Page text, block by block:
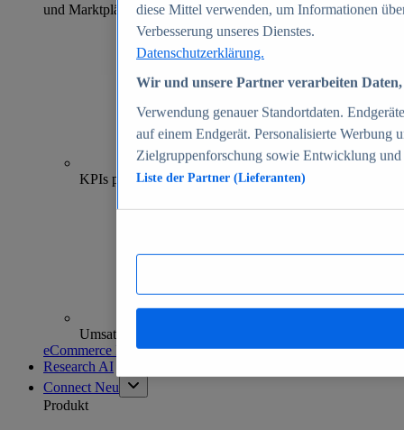
und Marktplätzen
70+
KPIs pro Shop
Umsatzanalysen und -prognosen
eCommerce Insights entdecken
Research AI
Connect Neu
Produkt
diese Mittel verwenden, um Informationen
Verbesserung unseres Dienstes.
Datenschutzerklärung.
Wir und unsere Partner verarbeiten
Verwendung genauer Standortdaten.
auf einem Endgerät. Personalisierte Werbung
Zielgruppenforschung sowie Entwicklung
Liste der Partner (Lieferanten)